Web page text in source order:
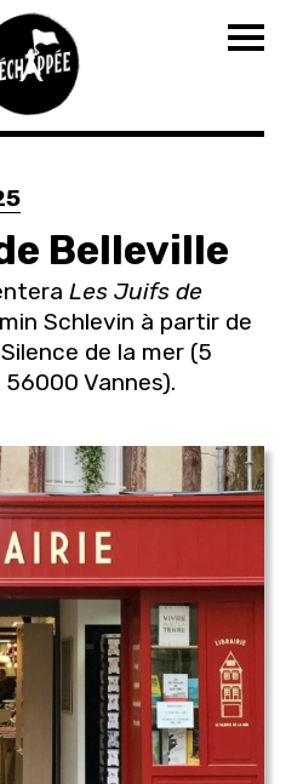
Belleville
Les Juifs de
Schlevin à partir de
de la mer (5
Vannes).